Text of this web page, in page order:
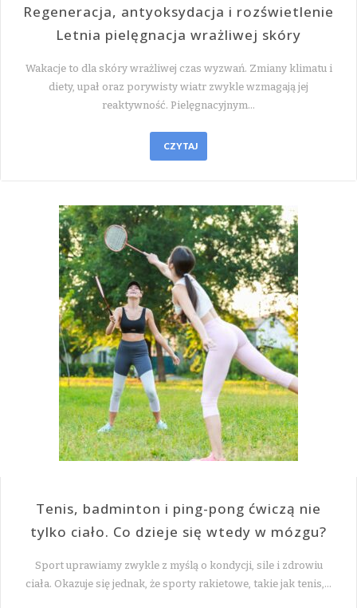
Regeneracja, antyoksydacja i rozświetlenie
Letnia pielęgnacja wrażliwej skóry
Wakacje to dla skóry wrażliwej czas wyzwań. Zmiany klimatu i
diety, upał oraz porywisty wiatr zwykle wzmagają jej
reaktywność. Pielęgnacyjnym…
CZYTAJ
Tenis, badminton i ping-pong ćwiczą nie
tylko ciało. Co dzieje się wtedy w mózgu?
Sport uprawiamy zwykle z myślą o kondycji, sile i zdrowiu
ciała. Okazuje się jednak, że sporty rakietowe, takie jak tenis,…